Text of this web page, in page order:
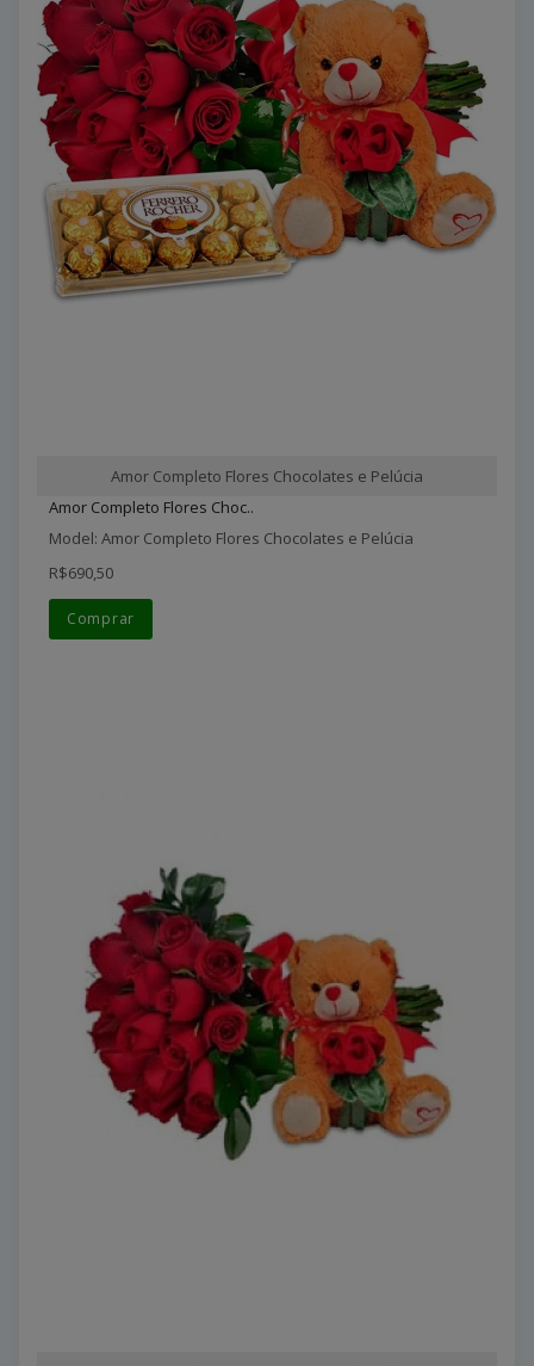
Amor Completo Flores Chocolates e Pelúcia
Amor Completo Flores Choc..
Model: Amor Completo Flores Chocolates e Pelúcia
R$690,50
Comprar